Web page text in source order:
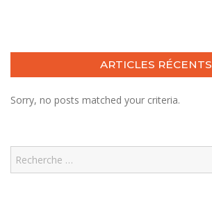
ARTICLES RÉCENTS
Sorry, no posts matched your criteria.
Search